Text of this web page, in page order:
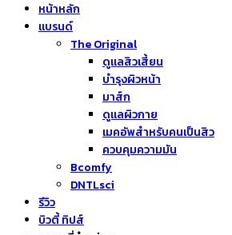
หน้าหลัก
แบรนด์
The Original
ดูแลสิวเสี้ยน
บำรุงผิวหน้า
มาส์ก
ดูแลผิวกาย
เมคอัพสำหรับคนเป็นสิว
ควบคุมความมัน
Bcomfy
DNTLsci
รีวิว
บิวตี้ ทิปส์